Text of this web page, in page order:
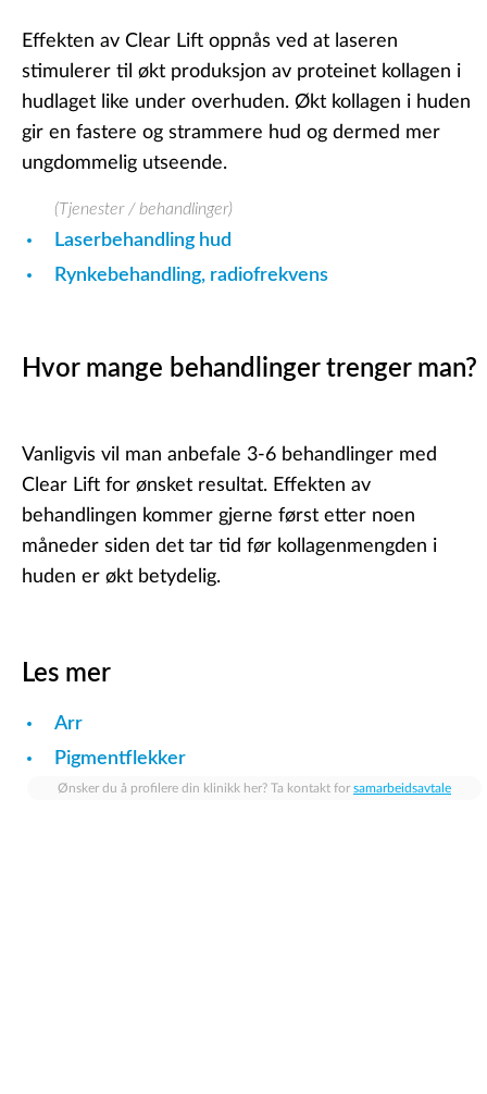
Effekten av Clear Lift oppnås ved at laseren
stimulerer til økt produksjon av proteinet kollagen i
hudlaget like under overhuden. Økt kollagen i huden
gir en fastere og strammere hud og dermed mer
ungdommelig utseende.
(Tjenester / behandlinger)
Laserbehandling hud
Rynkebehandling, radiofrekvens
Hvor mange behandlinger trenger man?
Vanligvis vil man anbefale 3-6 behandlinger med
Clear Lift for ønsket resultat. Effekten av
behandlingen kommer gjerne først etter noen
måneder siden det tar tid før kollagenmengden i
huden er økt betydelig.
Les mer
Arr
Pigmentflekker
Ønsker du å profilere din klinikk her? Ta kontakt for samarbeidsavtale